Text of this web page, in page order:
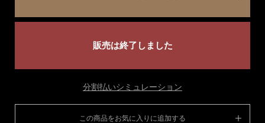
販売は終了しました
分割払いシミュレーション
この商品をお気に入りに追加する